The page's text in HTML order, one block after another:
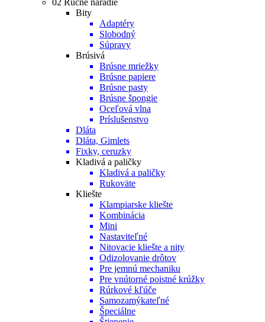
02 Ručné náradie
Bity
Adaptéry
Slobodný
Súpravy
Brúsivá
Brúsne mriežky
Brúsne papiere
Brúsne pasty
Brúsne špongie
Oceľová vlna
Príslušenstvo
Dláta
Dláta, Gimlets
Fixky, ceruzky
Kladivá a paličky
Kladivá a paličky
Rukoväte
Kliešte
Klampiarske kliešte
Kombinácia
Mini
Nastaviteľné
Nitovacie kliešte a nity
Odizolovanie drôtov
Pre jemnú mechaniku
Pre vnútorné poistné krúžky
Rúrkové kľúče
Samozamýkateľné
Špeciálne